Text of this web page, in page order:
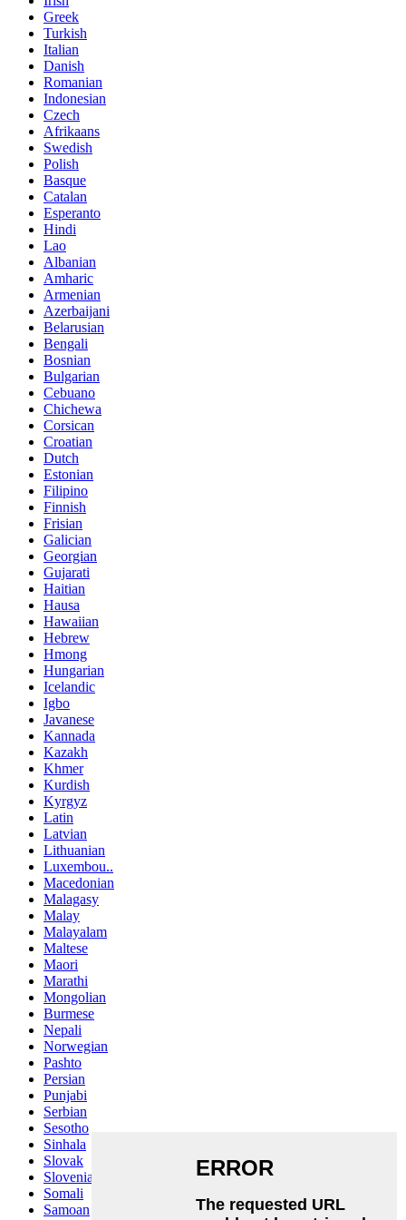
Greek
Turkish
Italian
Danish
Romanian
Indonesian
Czech
Afrikaans
Swedish
Polish
Basque
Catalan
Esperanto
Hindi
Lao
Albanian
Amharic
Armenian
Azerbaijani
Belarusian
Bengali
Bosnian
Bulgarian
Cebuano
Chichewa
Corsican
Croatian
Dutch
Estonian
Filipino
Finnish
Frisian
Galician
Georgian
Gujarati
Haitian
Hausa
Hawaiian
Hebrew
Hmong
Hungarian
Icelandic
Igbo
Javanese
Kannada
Kazakh
Khmer
Kurdish
Kyrgyz
Latin
Latvian
Lithuanian
Luxembou..
Macedonian
Malagasy
Malay
Malayalam
Maltese
Maori
Marathi
Mongolian
Burmese
Nepali
Norwegian
Pashto
Persian
Punjabi
Serbian
Sesotho
Sinhala
Slovak
Slovenian
Somali
Samoan